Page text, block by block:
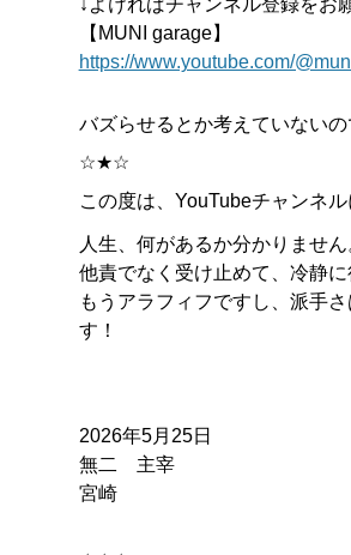
↓よければチャンネル登録をお
【MUNI garage】
https://www.youtube.com/
バズらせるとか考えていない
☆★☆
この度は、YouTubeチャンネ
人生、何があるか分かりません
他責でなく受け止めて、冷静
もうアラフィフですし、派手
す！
2026年5月25日
無二 主宰
宮崎